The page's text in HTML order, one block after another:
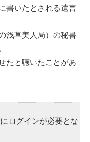
書いたとされる遺言
浅草美人局）の秘書
たと聴いたことがあ
ログインが必要とな